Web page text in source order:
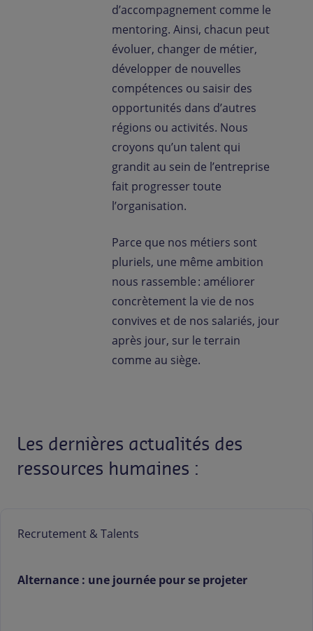
d’accompagnement comme le
mentoring. Ainsi, chacun peut
évoluer, changer de métier,
développer de nouvelles
compétences ou saisir des
opportunités dans d’autres
régions ou activités. Nous
croyons qu’un talent qui
grandit au sein de l’entreprise
fait progresser toute
l’organisation.
Parce que nos métiers sont
pluriels, une même ambition
nous rassemble : améliorer
concrètement la vie de nos
convives et de nos salariés, jour
après jour, sur le terrain
comme au siège.
Les dernières actualités des
ressources humaines :
Recrutement & Talents
Alternance : une journée pour se projeter